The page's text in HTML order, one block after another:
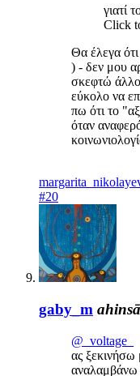
γιατί
Click
Θα έλεγα
) - δεν μου
σκεφτώ
εύκολο να
πω ότι το
όταν
#20
gaby_m ahinsā
@_voltage_
ας ξεκινήσω
αναλαμβάνω